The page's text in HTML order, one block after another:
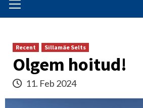
Menu
Recent Sillamäe Selts
Olgem hoitud!
11. Feb 2024